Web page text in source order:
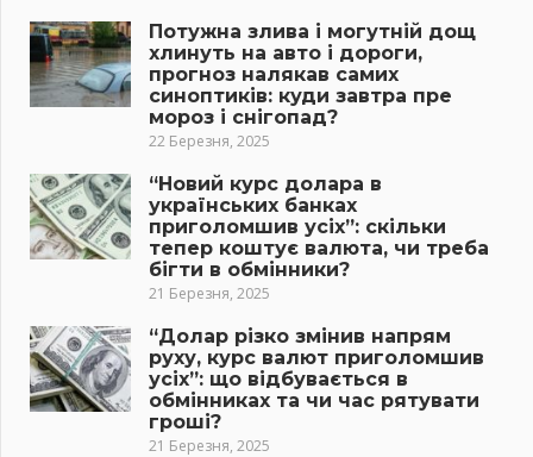
Потужна злива і могутній дощ
хлинуть на авто і дороги,
прогноз налякав самих
синоптиків: куди завтра пре
мороз і снігопад?
22 Березня, 2025
“Новий курс долара в
українських банках
приголомшив усіх”: скільки
тепер коштує валюта, чи треба
бігти в обмінники?
21 Березня, 2025
“Долар різко змінив напрям
руху, курс валют приголомшив
усіх”: що відбувається в
обмінниках та чи час рятувати
гроші?
21 Березня, 2025